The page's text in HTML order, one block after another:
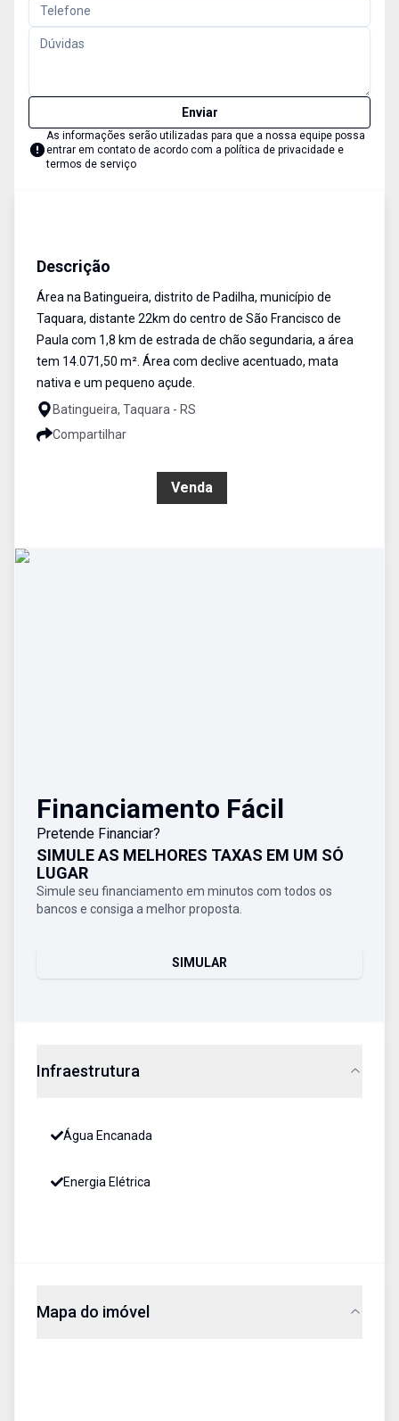
Enviar
As informações serão utilizadas para que a nossa equipe possa
entrar em contato de acordo com a política de privacidade e
termos de serviço
Descrição
Área na Batingueira, distrito de Padilha, município de
Taquara, distante 22km do centro de São Francisco de
Paula com 1,8 km de estrada de chão segundaria, a área
tem 14.071,50 m². Área com declive acentuado, mata
nativa e um pequeno açude.
Batingueira, Taquara - RS
Compartilhar
Venda
Financiamento Fácil
Pretende Financiar?
SIMULE AS MELHORES TAXAS EM UM SÓ
LUGAR
Simule seu financiamento em minutos com todos os
bancos e consiga a melhor proposta.
SIMULAR
Infraestrutura
Água Encanada
Energia Elétrica
Mapa do imóvel